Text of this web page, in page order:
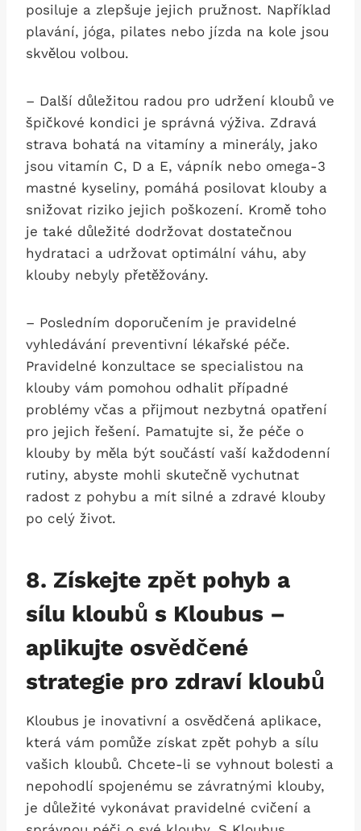
posiluje a zlepšuje jejich pružnost. Například
plavání, jóga, pilates nebo jízda na kole jsou
skvělou volbou.
– Další důležitou radou pro udržení kloubů ve
špičkové kondici je správná výživa. Zdravá
strava bohatá na vitamíny a minerály, jako
jsou vitamín C, D a E, vápník nebo omega-3
mastné kyseliny, pomáhá posilovat klouby a
snižovat riziko jejich poškození. Kromě toho
je také důležité dodržovat dostatečnou
hydrataci a udržovat optimální váhu, aby
klouby nebyly přetěžovány.
– Posledním doporučením je pravidelné
vyhledávání preventivní lékařské péče.
Pravidelné konzultace se specialistou na
klouby vám pomohou odhalit případné
problémy včas a přijmout nezbytná opatření
pro jejich řešení. Pamatujte si, že péče o
klouby by měla být součástí vaší každodenní
rutiny, abyste mohli skutečně vychutnat
radost z pohybu a mít silné a zdravé klouby
po celý život.
8. Získejte zpět pohyb a
sílu kloubů s Kloubus –
aplikujte osvědčené
strategie pro zdraví kloubů
Kloubus je inovativní a osvědčená aplikace,
která vám pomůže získat zpět pohyb a sílu
vašich kloubů. Chcete-li se vyhnout bolesti a
nepohodlí spojenému se závratnými klouby,
je důležité vykonávat pravidelné cvičení a